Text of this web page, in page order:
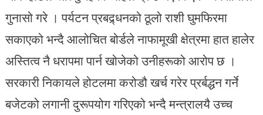
गुनासो गरे । पर्यटन प्रबद्र्धनको ठूलो राशी घुमफिरमा
सकाएको भन्दै आलोचित बोर्डले नाफामूखी क्षेत्रमा हात हालेर
अस्तित्व नै धरापमा पार्न खोजेको उनीहरूको आरोप छ ।
सरकारी निकायले होटलमा करोडौ खर्च गरेर प्रर्बद्धन गर्ने
बजेटको लगानी दुरूपयोग गरिएको भन्दै मन्त्रालयै उच्च